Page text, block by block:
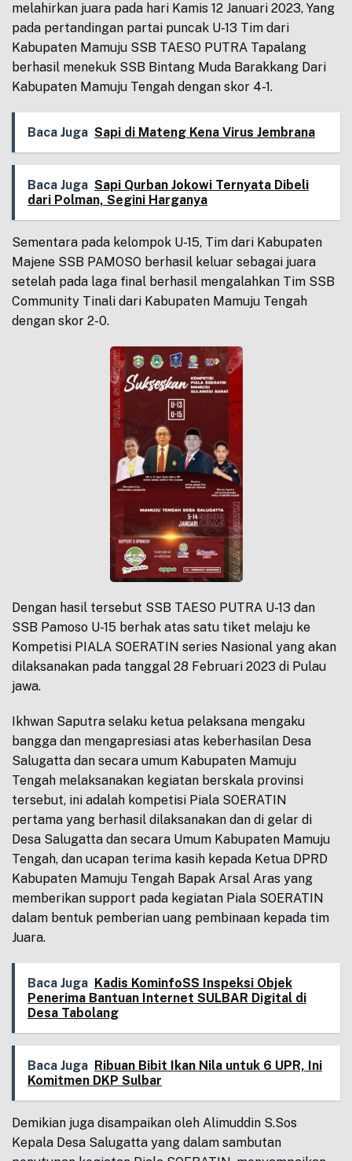
melahirkan juara pada hari Kamis 12 Januari 2023, Yang
pada pertandingan partai puncak U-13 Tim dari
Kabupaten Mamuju SSB TAESO PUTRA Tapalang
berhasil menekuk SSB Bintang Muda Barakkang Dari
Kabupaten Mamuju Tengah dengan skor 4-1.
Baca Juga Sapi di Mateng Kena Virus Jembrana
Baca Juga Sapi Qurban Jokowi Ternyata Dibeli
dari Polman, Segini Harganya
Sementara pada kelompok U-15, Tim dari Kabupaten
Majene SSB PAMOSO berhasil keluar sebagai juara
setelah pada laga final berhasil mengalahkan Tim SSB
Community Tinali dari Kabupaten Mamuju Tengah
dengan skor 2-0.
Dengan hasil tersebut SSB TAESO PUTRA U-13 dan
SSB Pamoso U-15 berhak atas satu tiket melaju ke
Kompetisi PIALA SOERATIN series Nasional yang akan
dilaksanakan pada tanggal 28 Februari 2023 di Pulau
jawa.
Ikhwan Saputra selaku ketua pelaksana mengaku
bangga dan mengapresiasi atas keberhasilan Desa
Salugatta dan secara umum Kabupaten Mamuju
Tengah melaksanakan kegiatan berskala provinsi
tersebut, ini adalah kompetisi Piala SOERATIN
pertama yang berhasil dilaksanakan dan di gelar di
Desa Salugatta dan secara Umum Kabupaten Mamuju
Tengah, dan ucapan terima kasih kepada Ketua DPRD
Kabupaten Mamuju Tengah Bapak Arsal Aras yang
memberikan support pada kegiatan Piala SOERATIN
dalam bentuk pemberian uang pembinaan kepada tim
Juara.
Baca Juga Kadis KominfoSS Inspeksi Objek
Penerima Bantuan Internet SULBAR Digital di
Desa Tabolang
Baca Juga Ribuan Bibit Ikan Nila untuk 6 UPR, Ini
Komitmen DKP Sulbar
Demikian juga disampaikan oleh Alimuddin S.Sos
Kepala Desa Salugatta yang dalam sambutan